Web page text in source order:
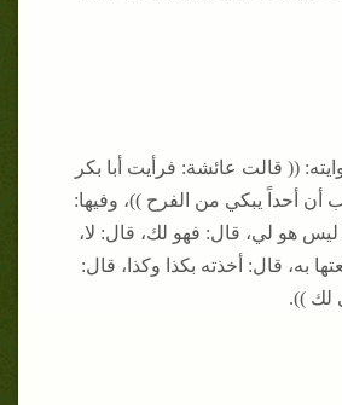
(( قالت عائشة: فرأيت أبا بكر
أحداً يبكي من الفرح ))، وفيها:
ليس هو لي، قال: فهو لك، قال: لا،
به، قال: أخذته بكذا وكذا، قال:
لك )).